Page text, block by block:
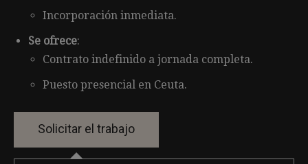
Incorporación inmediata.
Se ofrece:
Contrato indefinido a jornada completa.
Puesto presencial en Ceuta.